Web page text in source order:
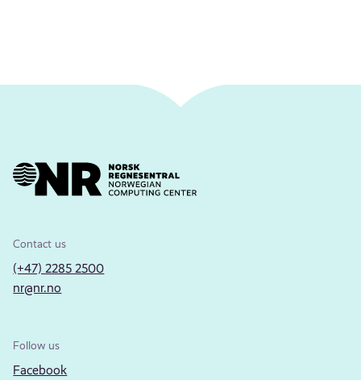
Contact us
(+47) 2285 2500
nr@nr.no
Follow us
Facebook